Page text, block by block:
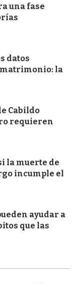
una fase
datos
matrimonio: la
Cabildo
requieren
la muerte de
incumple el
ayudar a
que las